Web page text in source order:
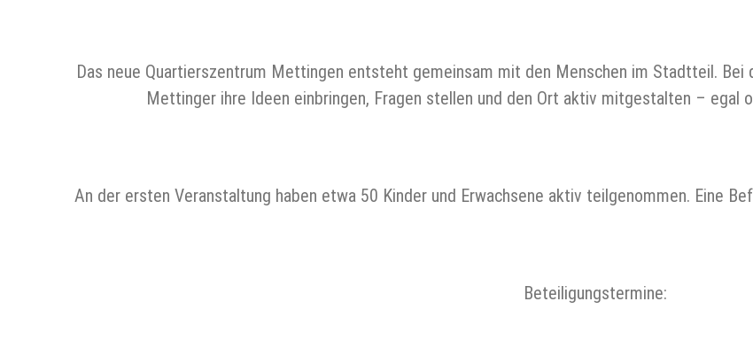
Das neue Quartierszentrum Mettingen entsteht gemeinsam mit den Menschen im Stadtteil. Bei
Mettinger ihre Ideen einbringen, Fragen stellen und den Ort aktiv mitgestalten – egal
An der ersten Veranstaltung haben etwa 50 Kinder und Erwachsene aktiv teilgenommen. Eine
Beteiligungstermine: